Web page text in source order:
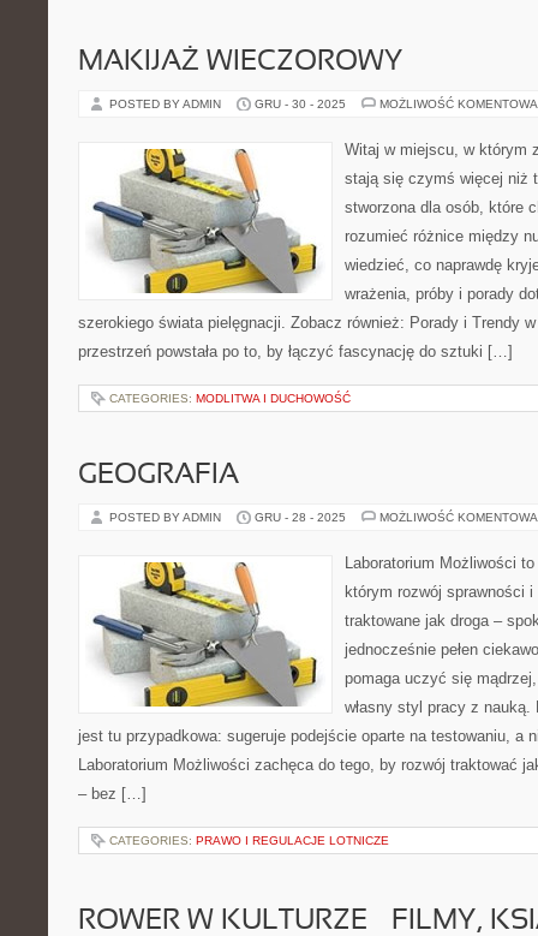
MAKIJAŻ WIECZOROWY
POSTED BY ADMIN GRU - 30 - 2025 MOŻLIWOŚĆ
Witaj w miejscu, w którym
stają się czymś więcej niż
stworzona dla osób, które
rozumieć różnice między
wiedzieć, co naprawdę
wrażenia, próby i porady
szerokiego świata pielęgnacji. Zobacz również: Porady i Trendy
przestrzeń powstała po to, by łączyć fascynację do sztuki […]
CATEGORIES: MODLITWA I DUCHOWOŚĆ
GEOGRAFIA
POSTED BY ADMIN GRU - 28 - 2025 MOŻLIWOŚĆ
Laboratorium Możliwości
którym rozwój sprawności
traktowane jak droga –
jednocześnie pełen
pomaga uczyć się
własny styl pracy z nauką.
jest tu przypadkowa: sugeruje podejście oparte na testowaniu, a
Laboratorium Możliwości zachęca do tego, by rozwój traktować
– bez […]
CATEGORIES: PRAWO I REGULACJE LOTNICZE
ROWER W KULTURZE – FILMY,